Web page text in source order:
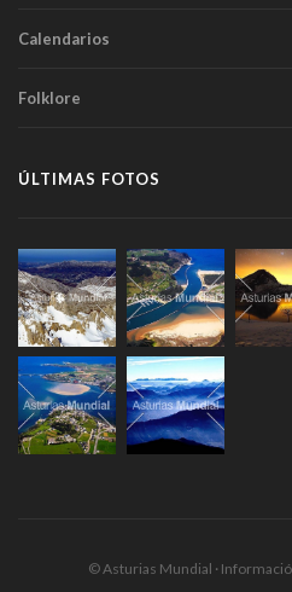
Calendarios
Folklore
ÚLTIMAS FOTOS
© Asturias Mundial ·